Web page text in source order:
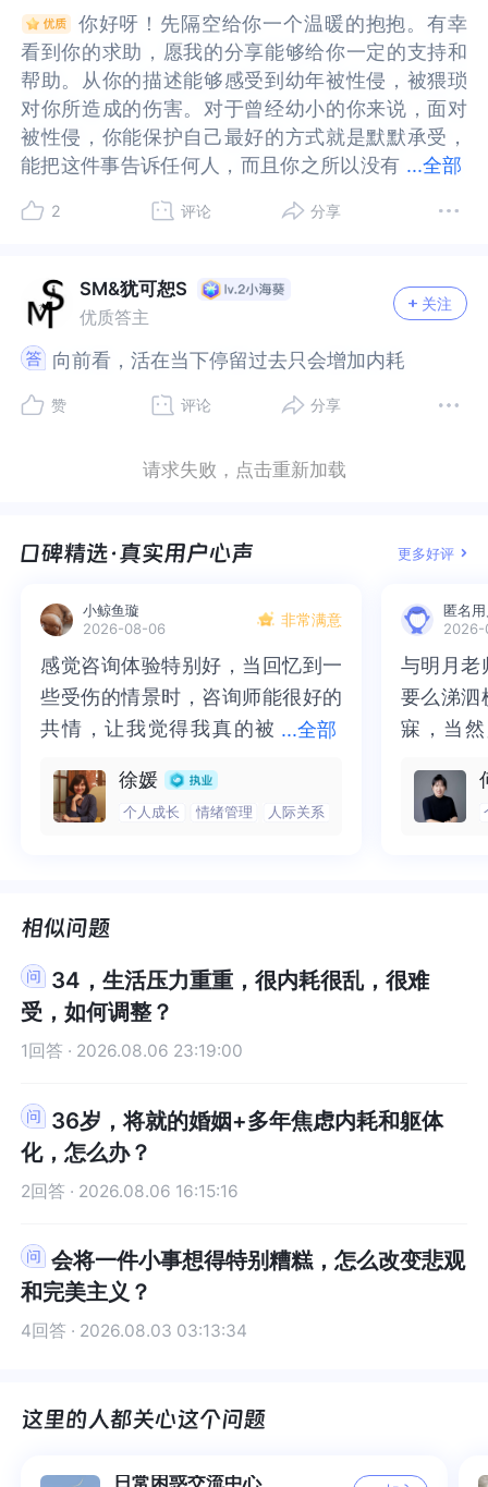
在提醒你，现在的情况已经很严重了，必须采取措
施，进行干预。那么，你需要怎么做呢？首先，进
行情绪的“急诊”。根据你所说的情况，以及你所说
的“感到活着是负担”的心理状态，这些都表明，你
现在一定要马上寻求专业的精神科医生的诊断与治
疗。不知你现在的情况如何，如果还没有找，一定
不要耽搁，到你最方便找到的三甲医院的精神科，
或者当地的精神卫生中心，把你的情况向医生做详
量服药，不要自行停药、减量、换药。如果服药过
程中有不适，也及时告诉医生，看看是否需要换
药，但一定不能自作主张停药。精神科的治疗是为
疗”，可以让你的状态不再恶化。其次，进行内心的
其他的的长期手段，特别是“自救”手段。心病还需
害，而是你自己对那次伤害事件的内心反应，只有
才有可能消失。因此，建议你在接受精神科治疗的
同时，进行心理咨询，特别是寻找具有处理创伤疗
愈经验的咨询师，首选线下咨询的方式，如果当地
没有合适的资源，也可以在线上寻找，比如壹心理
平台就是一个可靠的来源，这里擅长处理各类的情
的。自己阅读一些相关的书籍，也是一个很不错的
方法，比如，《不原谅也没关系》。这本书的内容
情况下）。还有一本，《身体从未忘记》，可以帮
你可以如何疗愈。还有一本很不错的，《与内心的
小孩对话》，不但有理论，也有具体的操作方法，
我觉得比较适合你的情况，你可以试一下。网上推
行。当然，尽信书不如无书，任何一本书，如果你
读的时候感到不舒服、甚至反感，那就停下来，把
暗的秘密所笼罩。现在，把它说出来、求助，就是
的不是羞愧，而是你的保护。你需要的，是借助专
业的力量，逐步消除内心的毒素，重新过上健康、
点微薄的帮助。
在提醒你，现在的情况已经很严重了，必须采取措
施，进行干预。那么，你需要怎么做呢？首先，进
行情绪的“急诊”。根据你所说的情况，以及你所说
的“感到活着是负担”的心理状态，这些都表明，你
现在一定要马上寻求专业的精神科医生的诊断与治
疗。不知你现在的情况如何，如果还没有找，一定
不要耽搁，到你最方便找到的三甲医院的精神科，
或者当地的精神卫生中心，把你的情况向医生做详
量服药，不要自行停药、减量、换药。如果服药过
程中有不适，也及时告诉医生，看看是否需要换
药，但一定不能自作主张停药。精神科的治疗是为
疗”，可以让你的状态不再恶化。其次，进行内心的
其他的的长期手段，特别是“自救”手段。心病还需
害，而是你自己对那次伤害事件的内心反应，只有
才有可能消失。因此，建议你在接受精神科治疗的
同时，进行心理咨询，特别是寻找具有处理创伤疗
愈经验的咨询师，首选线下咨询的方式，如果当地
没有合适的资源，也可以在线上寻找，比如壹心理
平台就是一个可靠的来源，这里擅长处理各类的情
的。自己阅读一些相关的书籍，也是一个很不错的
方法，比如，《不原谅也没关系》。这本书的内容
情况下）。还有一本，《身体从未忘记》，可以帮
你可以如何疗愈。还有一本很不错的，《与内心的
小孩对话》，不但有理论，也有具体的操作方法，
我觉得比较适合你的情况，你可以试一下。网上推
行。当然，尽信书不如无书，任何一本书，如果你
读的时候感到不舒服、甚至反感，那就停下来，把
暗的秘密所笼罩。现在，把它说出来、求助，就是
的不是羞愧，而是你的保护。你需要的，是借助专
业的力量，逐步消除内心的毒素，重新过上健康、
点微薄的帮助。
如此委屈，是因为你过去经历过类似的委屈，你太
害怕自己会再次受伤，就让我来理解你，拥抱你，
关爱这个渴望被爱的你。和自己的情感坦诚相处，
会慢慢安抚烦躁不安的心，让自己从焦虑和紧张中
暂时走出来。都说真正的“遗忘”是彻底接纳，在无
意识层面，你不能接纳和忘却的一个因素，可能就
是你没有真正原谅自己，或许那些经历无法抹去，
的道德感到内疚和自责。我们也可寻求帮助，试着
找一个你信任并一直给予你正面支持的亲友寻求倾
诉，也可以找个咨询师，因为情绪一定要有一个输
出，缓解我们内心的沉重和阻塞。我们也可改变对
待生命的态度，不去轻易评价曾经度过的时光，因
时此刻的你也不可能对未来做出正确的判断，唯一
么你的生命将会充实而愉悦。始终让自己拥有一颗
一份坚定的平常心。推荐书《你就是答案》
为你过去经历过类似的委屈，你太害怕自己会再次
受伤，就让我来理解你，拥抱你，关爱这个渴望被
爱的你。和自己的情感坦诚相处，会慢慢安抚烦躁
不安的心，让自己从焦虑和紧张中暂时走出来。都
说真正的“遗忘”是彻底接纳，在无意识层面，你不
能接纳和忘却的一个因素，可能就是你没有真正原
谅自己，或许那些经历无法抹去，但我们自己也是
和自责。我们也可寻求帮助，试着找一个你信任并
一直给予你正面支持的亲友寻求倾诉，也可以找个
咨询师，因为情绪一定要有一个输出，缓解我们内
心的沉重和阻塞。我们也可改变对待生命的态度，
不去轻易评价曾经度过的时光，因为没有过去的经
可能对未来做出正确的判断，唯一可以把握的就是
充实而愉悦。始终让自己拥有一颗平常心，因为平
心。推荐书《你就是答案》
当下的困境里走出来，请参考其他老师的建议，去
寻求专业的精神科医生和咨询师的帮助，让自己能
够将注意力放在当下的自己，看见当下这个有力量
寻求帮助的自己，尽全力走好自己脚下的路。以
上，祝好，加油。
走出来，请参考其他老师的建议，去寻求专业的精
神科医生和咨询师的帮助，让自己能够将注意力放
在当下的自己，看见当下这个有力量寻求帮助的自
己，尽全力走好自己脚下的路。以上，祝好，加
油。
的刀，种种结合之下，似乎一切的根源都是自己的
问题，这是他人给自己的道德枷锁，一下斩断确实
不太现实，可是换个角度思考一下：我们真的要为
别人的错误买单吗？2.其实你没有自己想的那么
差，只是自己一直没有肯定自己很多时候，我们很
容易陷入自我否定的思维陷阱，就像是一件洁白的
衣服，当我们一尘不染的时候，总是格外爱惜，如
果不小心被弄脏了一片，很容易破罐子破摔，让它
秒会发生什么，但是我坚信一点：爱笑的人，一般
运气不会太差。衣服会有脏和皱的时候，可是我也
出来，逐步提升自己，人生哪怕会遇见很多低谷，
只要不放弃，就不会掉入深渊。题主才38，人生还
一定的选择，比如基本的经济独立，当你不需要依
多，因此题主可以给自己一点时间，调整一下，可
以把自己从小想做的事，想去的地罗列出来，有计
锅，世界和我爱着你。
种种结合之下，似乎一切的根源都是自己的问题，
这是他人给自己的道德枷锁，一下斩断确实不太现
实，可是换个角度思考一下：我们真的要为别人的
错误买单吗？2.其实你没有自己想的那么差，只是
自己一直没有肯定自己很多时候，我们很容易陷入
自我否定的思维陷阱，就像是一件洁白的衣服，当
我们一尘不染的时候，总是格外爱惜，如果不小心
被弄脏了一片，很容易破罐子破摔，让它自生自灭
什么，但是我坚信一点：爱笑的人，一般运气不会
太差。衣服会有脏和皱的时候，可是我也有洗和扶
步提升自己，人生哪怕会遇见很多低谷，只要不放
弃，就不会掉入深渊。题主才38，人生还有很长的
择，比如基本的经济独立，当你不需要依靠他人也
题主可以给自己一点时间，调整一下，可以把自己
从小想做的事，想去的地罗列出来，有计划的去执
和我爱着你。
...全部
你好呀！先隔空给你一个温暖的抱抱。有幸
看到你的求助，愿我的分享能够给你一定的支持和
帮助。从你的描述能够感受到幼年被性侵，被猥琐
对你所造成的伤害。对于曾经幼小的你来说，面对
被性侵，你能保护自己最好的方式就是默默承受，
能把这件事告诉任何人，而且你之所以没有
的妈妈没有能力保护你，如果把这件事情告诉你的
安抚那个曾经极度恐惧，害怕，愤怒的小女孩。一
定要明白，曾经被性侵不是你的错，你只是一个无
辜的受害者。在那个当下，你也有竭尽全力的保护
自己，你做了你能做到的一切，你需要宽容地对待
曾经的自己。张德芬老师曾经分享过自己被性侵的
经历，如果你对这件事耿耿于怀，那就意味着别人
曾经遭遇被性侵，并不意味着你成年以后不会有好
就是通过自己的学习成长去疗愈这一部分创伤，如
么你可以尝试预约专业的创伤治疗师。我是答疑馆
看到你的求助，愿我的分享能够给你一定的支持和
帮助。从你的描述能够感受到幼年被性侵，被猥琐
对你所造成的伤害。对于曾经幼小的你来说，面对
被性侵，你能保护自己最好的方式就是默默承受，
能把这件事告诉任何人，而且你之所以没有把这件
没有能力保护你，如果把这件事情告诉你的妈妈，
个曾经极度恐惧，害怕，愤怒的小女孩。一定要明
白，曾经被性侵不是你的错，你只是一个无辜的受
害者。在那个当下，你也有竭尽全力的保护自己，
你做了你能做到的一切，你需要宽容地对待曾经的
自己。张德芬老师曾经分享过自己被性侵的经历，
如果你对这件事耿耿于怀，那就意味着别人可能性
遇被性侵，并不意味着你成年以后不会有好的亲密
过自己的学习成长去疗愈这一部分创伤，如果你一
以尝试预约专业的创伤治疗师。我是答疑馆小耳朵
2 评论 分享
SM&犹可恕S
优质答主
关注
向前看，活在当下停留过去只会增加内耗
向前看，活在当下停留过去只会增加内耗
赞 评论 分享
请求失败，点击重新加载
更多好评
小鲸鱼璇
2026-08-06
非常满意
...全部
感觉咨询体验特别好，当回忆到一
些受伤的情景时，咨询师能很好的
共情，让我觉得我真的被
一部分未处理的情绪被注意到了，
而且当咨询师准确说出我当时的情
觉轻快了很多，感觉轻松了。很感
感觉咨询体验特别好，当回忆到一
些受伤的情景时，咨询师能很好的
共情，让我觉得我真的被抱住了。
处理的情绪被注意到了，而且当咨
询师准确说出我当时的情绪，我感
了很多，感觉轻松了。很感谢咨询
徐媛
个人成长 情绪管理 人际关系
匿名
2026-
与明月老
要么涕泗
寐，当
来，觉
再困于
与明月老
要么涕泗
寐，当然
不必再
梏，更
34，生活压力重重，很内耗很乱，很难
受，如何调整？
1回答 · 2026.08.06 23:19:00
36岁，将就的婚姻+多年焦虑内耗和躯体
化，怎么办？
2回答 · 2026.08.06 16:15:16
会将一件小事想得特别糟糕，怎么改变悲观
和完美主义？
4回答 · 2026.08.03 03:13:34